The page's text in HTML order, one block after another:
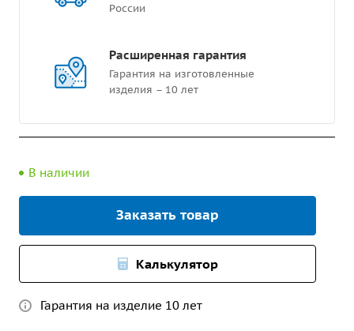
России
Расширенная гарантия
Гарантия на изготовленные
изделия – 10 лет
В наличии
Заказать товар
Калькулятор
Гарантия на изделие 10 лет